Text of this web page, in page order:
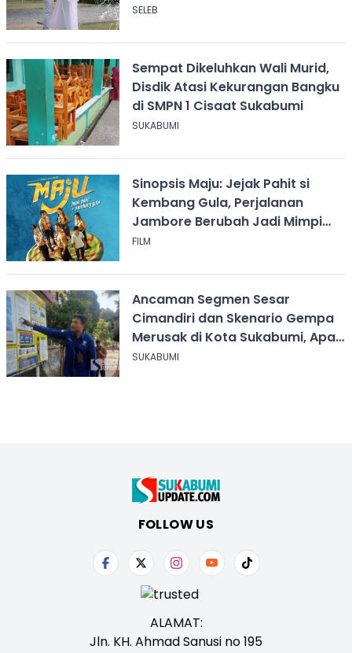
SELEB
Sempat Dikeluhkan Wali Murid,
Disdik Atasi Kekurangan Bangku
di SMPN 1 Cisaat Sukabumi
SUKABUMI
Sinopsis Maju: Jejak Pahit si
Kembang Gula, Perjalanan
Jambore Berubah Jadi Mimpi
Buruk
FILM
Ancaman Segmen Sesar
Cimandiri dan Skenario Gempa
Merusak di Kota Sukabumi, Apa
yang Harus Dilakukan?
SUKABUMI
FOLLOW US
ALAMAT:
Jln. KH. Ahmad Sanusi no 195